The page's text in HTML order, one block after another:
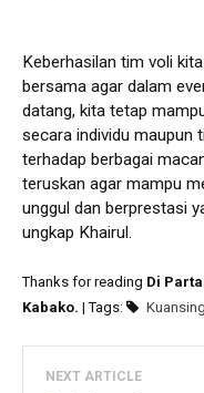
Keberhasilan tim voli
bersama agar dalam
datang, kita tetap
secara individu maupun
terhadap berbagai
teruskan agar mampu
unggul dan berprestasi
ungkap Khairul.
Thanks for reading Di
Kabako. | Tags: Kuansing
NEXT ARTICLE